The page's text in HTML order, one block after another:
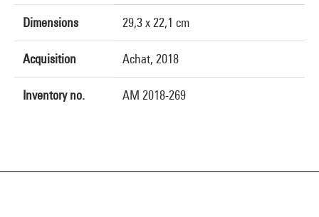
Dimensions 29,3 x 22,1 cm
Acquisition Achat, 2018
Inventory no. AM 2018-269